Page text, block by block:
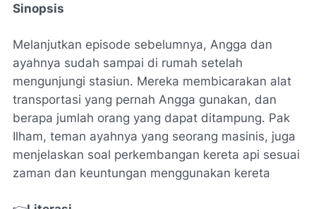
Sinopsis
Melanjutkan episode sebelumnya, Angga dan
ayahnya sudah sampai di rumah setelah
mengunjungi stasiun. Mereka membicarakan alat
transportasi yang pernah Angga gunakan, dan
berapa jumlah orang yang dapat ditampung. Pak
Ilham, teman ayahnya yang seorang masinis, juga
menjelaskan soal perkembangan kereta api sesuai
zaman dan keuntungan menggunakan kereta